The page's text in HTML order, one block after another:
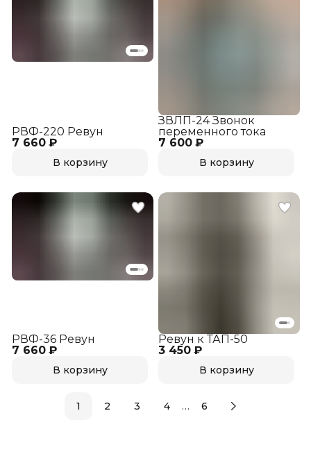
7 660 ₽
РВФ-220 Ревун
В корзину
7 600 ₽
ЗВЛП-24 Звонок
переменного тока
В корзину
7 660 ₽
РВФ-36 Ревун
В корзину
3 450 ₽
Ревун к ТАП-50
В корзину
1 2 3 4 … 6